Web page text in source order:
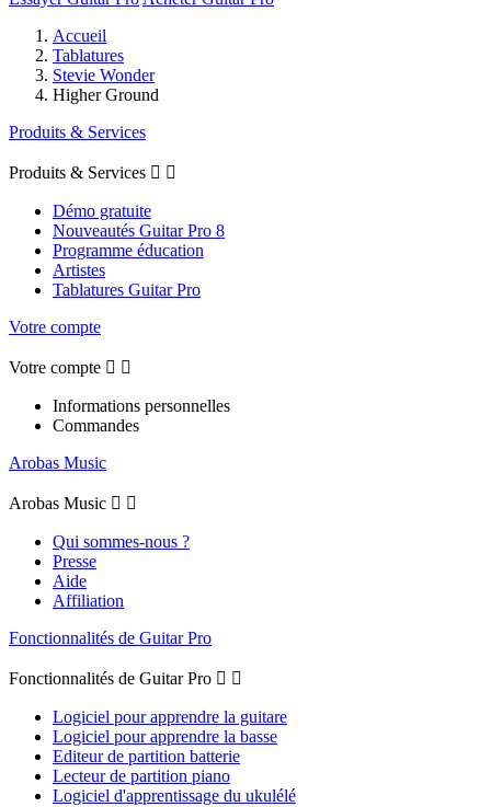
Accueil
Tablatures
Stevie Wonder
Higher Ground
Produits & Services
Produits & Services  
Démo gratuite
Nouveautés Guitar Pro 8
Programme éducation
Artistes
Tablatures Guitar Pro
Votre compte
Votre compte  
Informations personnelles
Commandes
Arobas Music
Arobas Music  
Qui sommes-nous ?
Presse
Aide
Affiliation
Fonctionnalités de Guitar Pro
Fonctionnalités de Guitar Pro  
Logiciel pour apprendre la guitare
Logiciel pour apprendre la basse
Editeur de partition batterie
Lecteur de partition piano
Logiciel d'apprentissage du ukulélé